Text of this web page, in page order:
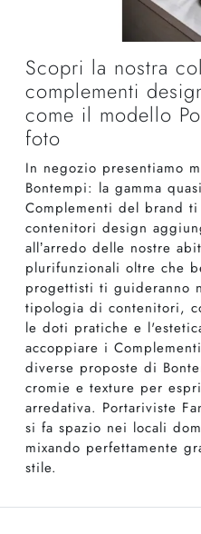
Scopri la nostra
complementi
come il modello
foto
In negozio presentiamo
Bontempi: la gamma
Complementi del brand
contenitori design
all’arredo delle nostre
plurifunzionali oltre che
progettisti ti guideranno
tipologia di contenitori,
le doti pratiche e
accoppiare i
diverse proposte di
cromie e texture per
arredativa. Portariviste
si fa spazio nei locali
mixando perfettamente
stile.